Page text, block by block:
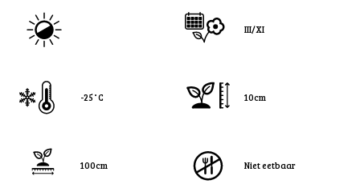
III/XI
-25˚C 10cm
100cm Niet eetbaar